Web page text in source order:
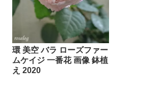
環 美空 バラ ローズファー
ムケイジ 一番花 画像 鉢植
え 2020